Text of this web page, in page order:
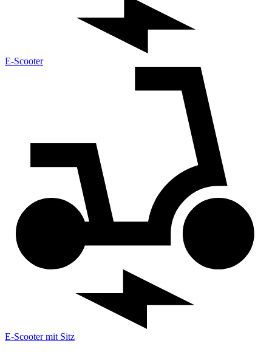
E-Scooter
E-Scooter mit Sitz